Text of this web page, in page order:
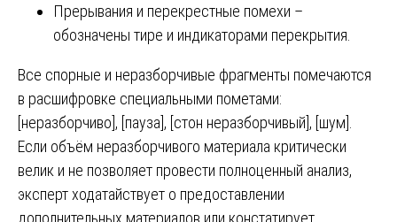
Прерывания и перекрестные помехи –
обозначены тире и индикаторами перекрытия.
Все спорные и неразборчивые фрагменты помечаются
в расшифровке специальными пометами:
[неразборчиво], [пауза], [стон неразборчивый], [шум].
Если объём неразборчивого материала критически
велик и не позволяет провести полноценный анализ,
эксперт ходатайствует о предоставлении
дополнительных материалов или констатирует